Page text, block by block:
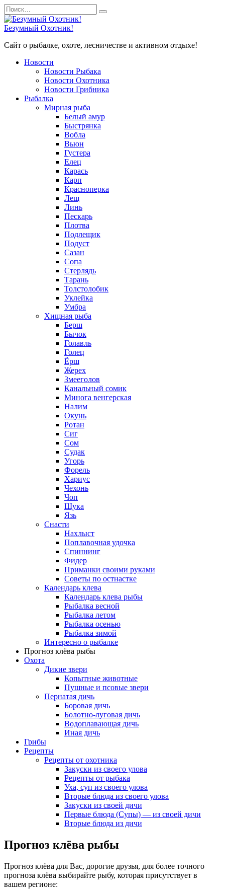
Перейти
к
содержанию
Search
for:
Безумный Охотник!
Сайт о рыбалке, охоте, лесничестве и активном отдыхе!
Новости
Новости Рыбака
Новости Охотника
Новости Грибника
Рыбалка
Мирная рыба
Белый амур
Быстрянка
Вобла
Вьюн
Густера
Елец
Карась
Карп
Красноперка
Лещ
Линь
Пескарь
Плотва
Подлещик
Подуст
Сазан
Сопа
Стерлядь
Тарань
Толстолобик
Уклейка
Умбра
Хищная рыба
Берш
Бычок
Голавль
Голец
Ёрш
Жерех
Змееголов
Канальный сомик
Минога венгерская
Налим
Окунь
Ротан
Сиг
Сом
Судак
Угорь
Форель
Хариус
Чехонь
Чоп
Щука
Язь
Снасти
Нахлыст
Поплавочная удочка
Спиннинг
Фидер
Приманки своими руками
Советы по остнастке
Календарь клева
Календарь клева рыбы
Рыбалка весной
Рыбалка летом
Рыбалка осенью
Рыбалка зимой
Интересно о рыбалке
Прогноз клёва рыбы
Охота
Дикие звери
Копытные животные
Пушные и псовые звери
Пернатая дичь
Боровая дичь
Болотно-луговая дичь
Водоплавающая дичь
Иная дичь
Грибы
Рецепты
Рецепты от охотника
Закуски из своего улова
Рецепты от рыбака
Уха, суп из своего улова
Вторые блюда из своего улова
Закуски из своей дичи
Первые блюда (Супы) — из своей дичи
Вторые блюда из дичи
Прогноз клёва рыбы
Прогноз клёва для Вас, дорогие друзья, для более точного
прогноза клёва выбирайте рыбу, которая присутствует в
вашем регионе: